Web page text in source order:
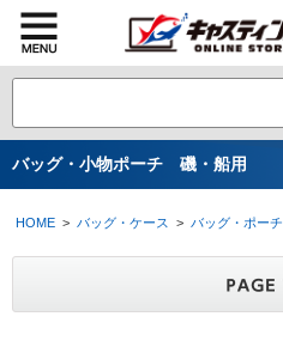
バッグ・小物ポーチ 磯・船用
HOME > バッグ・ケース > バッグ・ポーチ